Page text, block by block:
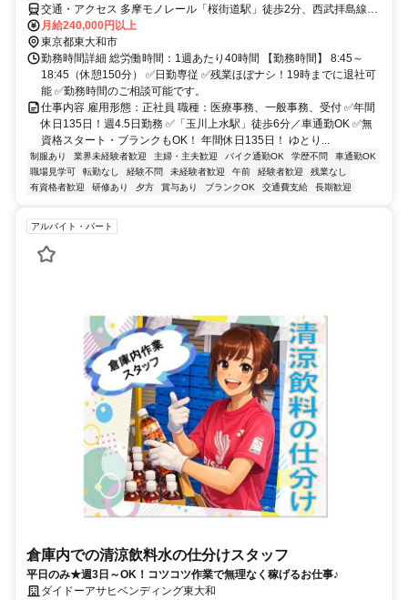
交通・アクセス 多摩モノレール「桜街道駅」徒歩2分、西武拝島線
「玉川上水駅」徒歩6分
月給240,000円以上
東京都東大和市
勤務時間詳細 総労働時間：1週あたり40時間 【勤務時間】 8:45～
18:45（休憩150分） ✅日勤専従 ✅残業ほぼナシ！19時までに退社可
能 ✅勤務時間のご相談可能です。
仕事内容 雇用形態：正社員 職種：医療事務、一般事務、受付 ✅年間
休日135日！週4.5日勤務 ✅「玉川上水駅」徒歩6分／車通勤OK ✅無
資格スタート・ブランクもOK！ 年間休日135日！ ゆとり...
制服あり 業界未経験者歓迎 主婦・主夫歓迎 バイク通勤OK 学歴不問
車通勤OK
職場見学可
転勤なし 経験不問 未経験者歓迎 午前 経験者歓迎
残業なし
有資格者歓迎
研修あり 夕方 賞与あり ブランクOK 交通費支給 長期歓迎
アルバイト・パート
倉庫内での清涼飲料水の仕分けスタッフ
平日のみ★週3日～OK！コツコツ作業で無理なく稼げるお仕事♪
ダイドーアサヒベンディング東大和